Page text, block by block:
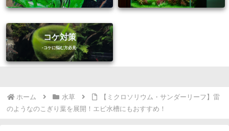
コケ対策
ホーム 水草
【ミクロソリウム・サンダーリーフ】雷
のようなのこぎり葉を展開！エビ水槽にもおすすめ！